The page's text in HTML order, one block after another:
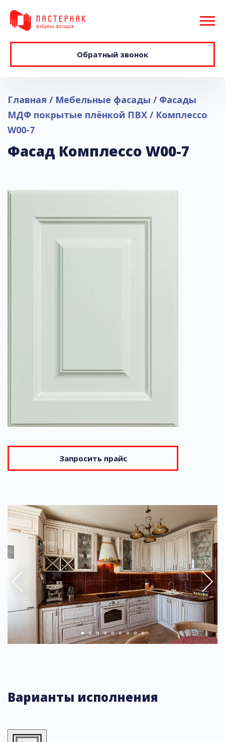
Обратный звонок
Главная Мебельные фасады
Фасады
МДФ покрытые плёнкой ПВХ
Комплессо
W00-7
Фасад Комплессо W00-7
Запросить прайс
Варианты исполнения